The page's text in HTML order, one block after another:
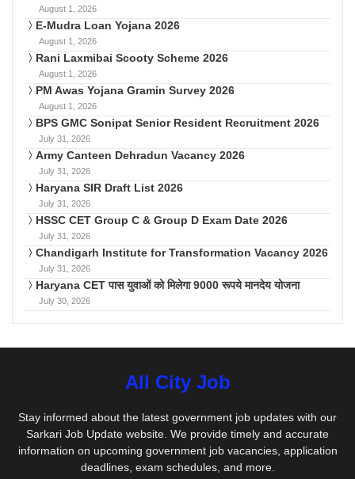
August 1, 2026
E-Mudra Loan Yojana 2026
August 1, 2026
Rani Laxmibai Scooty Scheme 2026
August 1, 2026
PM Awas Yojana Gramin Survey 2026
August 1, 2026
BPS GMC Sonipat Senior Resident Recruitment 2026
July 31, 2026
Army Canteen Dehradun Vacancy 2026
July 31, 2026
Haryana SIR Draft List 2026
July 31, 2026
HSSC CET Group C & Group D Exam Date 2026
July 31, 2026
Chandigarh Institute for Transformation Vacancy 2026
July 31, 2026
Haryana CET पास युवाओं को मिलेगा 9000 रूपये मानदेय योजना
July 30, 2026
All City Job
Stay informed about the latest government job updates with our
Sarkari Job Update website. We provide timely and accurate
information on upcoming government job vacancies, application
deadlines, exam schedules, and more.